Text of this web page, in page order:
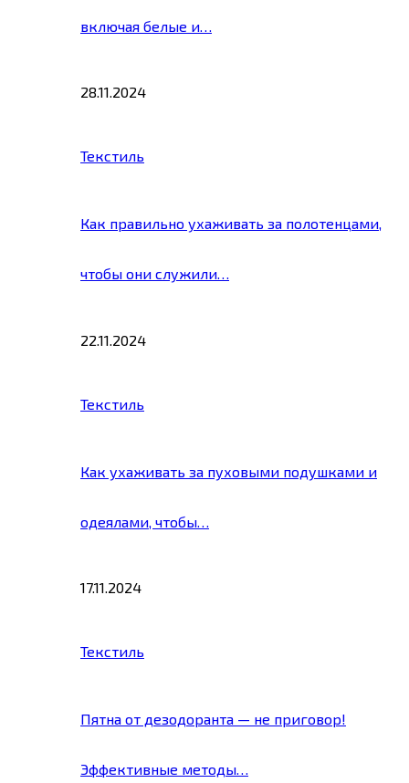
включая белые и…
28.11.2024
Текстиль
Как правильно ухаживать за полотенцами,
чтобы они служили…
22.11.2024
Текстиль
Как ухаживать за пуховыми подушками и
одеялами, чтобы…
17.11.2024
Текстиль
Пятна от дезодоранта — не приговор!
Эффективные методы…